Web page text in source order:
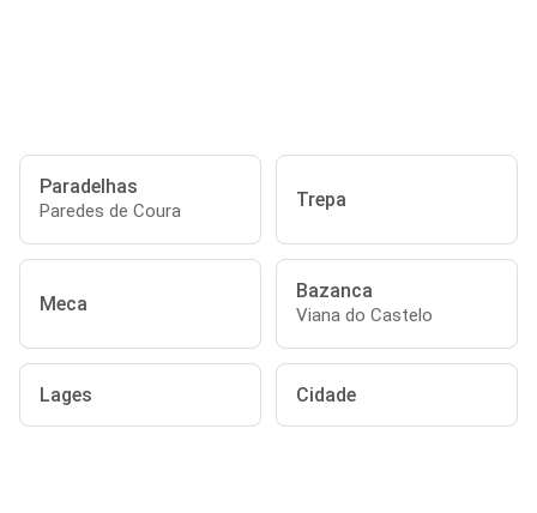
Paradelhas
Paredes de Coura Trepa
Meca
Bazanca
Viana do Castelo
Lages Cidade